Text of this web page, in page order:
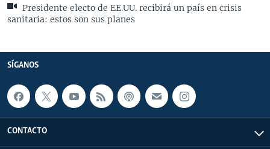
Presidente electo de EE.UU. recibirá un país en crisis
sanitaria: estos son sus planes
SÍGANOS
CONTACTO